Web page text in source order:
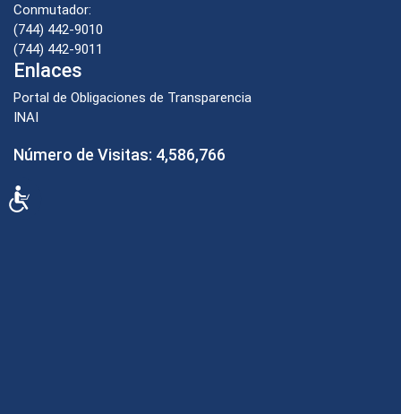
Conmutador:
(744) 442-9010
(744) 442-9011
Enlaces
Portal de Obligaciones de Transparencia
INAI
Número de Visitas: 4,586,766